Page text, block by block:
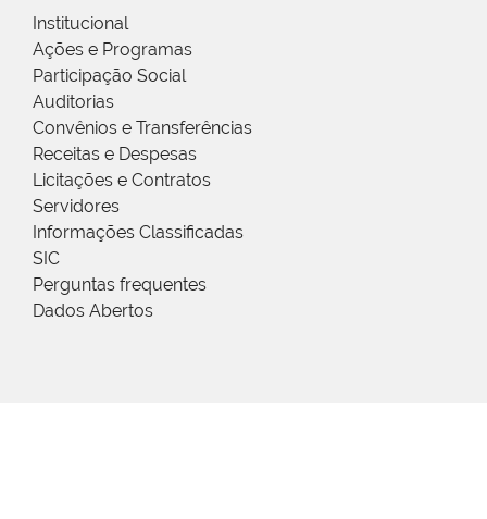
Institucional
Ações e Programas
Participação Social
Auditorias
Convênios e Transferências
Receitas e Despesas
Licitações e Contratos
Servidores
Informações Classificadas
SIC
Perguntas frequentes
Dados Abertos